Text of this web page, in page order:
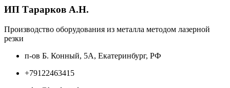
ИП Тарарков А.Н.
Производство оборудования из металла методом лазерной
резки
п-ов Б. Конный, 5А, Екатеринбург, РФ
+79122463415